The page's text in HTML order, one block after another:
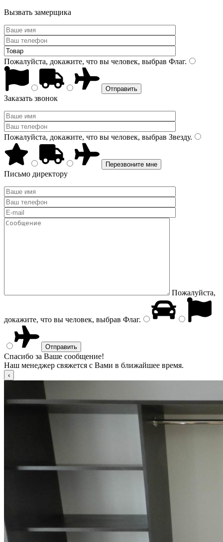
Вызвать замерщика
Пожалуйста, докажите, что вы человек, выбрав Флаг.
Заказать звонок
Пожалуйста, докажите, что вы человек, выбрав Звезду.
Письмо директору
Пожалуйста,
докажите, что вы человек, выбрав Флаг.
Спасибо за Ваше сообщение!
Наш менеджер свяжется с Вами в ближайшее время.